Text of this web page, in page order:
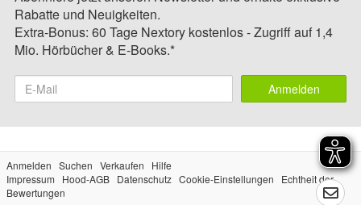
Rabatte und Neuigkeiten.
Extra-Bonus: 60 Tage Nextory kostenlos - Zugriff auf 1,4
Mio. Hörbücher & E-Books.*
Anmelden
Anmelden Suchen Verkaufen
Hilfe
Impressum
Hood-AGB Datenschutz Cookie-Einstellungen
Echtheit der
Bewertungen